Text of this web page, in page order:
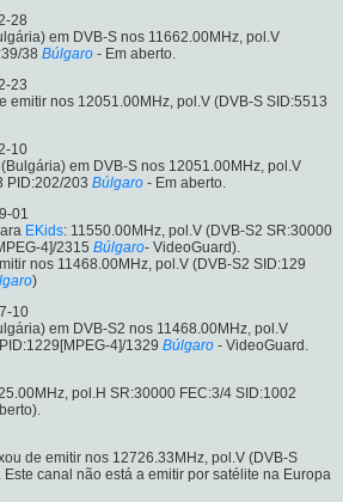
28
em DVB-S nos 11662.00MHz, pol.V
38 Búlgaro - Em aberto.
23
emitir nos 12051.00MHz, pol.V (DVB-S SID:5513
10
(Bulgária) em DVB-S nos 12051.00MHz, pol.V
PID:202/203 Búlgaro - Em aberto.
01
EKids: 11550.00MHz, pol.V (DVB-S2 SR:30000
4]/2315 Búlgaro- VideoGuard).
nos 11468.00MHz, pol.V (DVB-S2 SID:129
)
10
em DVB-S2 nos 11468.00MHz, pol.V
4]/1329 Búlgaro - VideoGuard.
pol.H SR:30000 FEC:3/4 SID:1002
de emitir nos 12726.33MHz, pol.V (DVB-S
Este canal não está a emitir por satélite na Europa